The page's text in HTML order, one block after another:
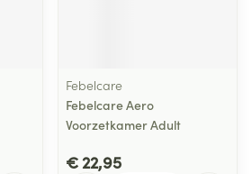
Febelcare
Febelcare Aero
Voorzetkamer Adult
€ 22,95